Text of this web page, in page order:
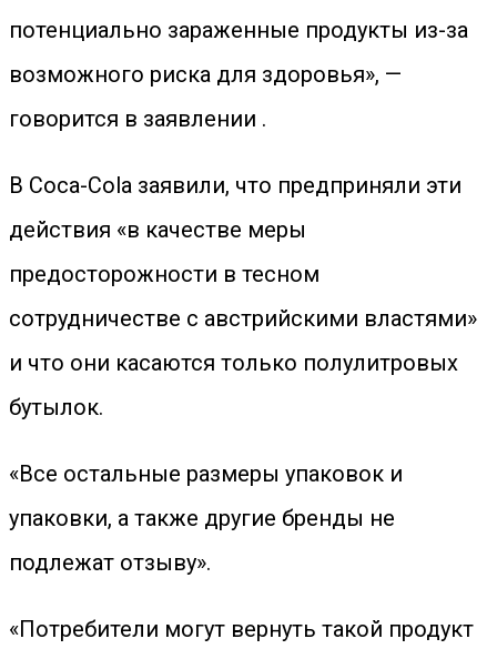
потенциально зараженные продукты из-за
возможного риска для здоровья», —
говорится в заявлении .
В Coca-Cola заявили, что предприняли эти
действия «в качестве меры
предосторожности в тесном
сотрудничестве с австрийскими властями»
и что они касаются только полулитровых
бутылок.
«Все остальные размеры упаковок и
упаковки, а также другие бренды не
подлежат отзыву».
«Потребители могут вернуть такой продукт